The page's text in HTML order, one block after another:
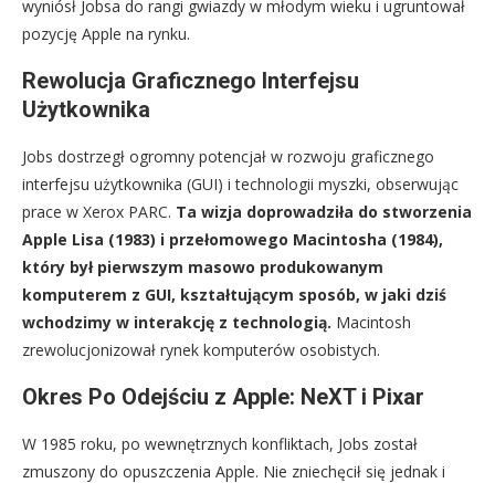
wyniósł Jobsa do rangi gwiazdy w młodym wieku i ugruntował
pozycję Apple na rynku.
Rewolucja Graficznego Interfejsu
Użytkownika
Jobs dostrzegł ogromny potencjał w rozwoju graficznego
interfejsu użytkownika (GUI) i technologii myszki, obserwując
prace w Xerox PARC. Ta wizja doprowadziła do stworzenia
Apple Lisa (1983) i przełomowego Macintosha (1984),
który był pierwszym masowo produkowanym
komputerem z GUI, kształtującym sposób, w jaki dziś
wchodzimy w interakcję z technologią. Macintosh
zrewolucjonizował rynek komputerów osobistych.
Okres Po Odejściu z Apple: NeXT i Pixar
W 1985 roku, po wewnętrznych konfliktach, Jobs został
zmuszony do opuszczenia Apple. Nie zniechęcił się jednak i